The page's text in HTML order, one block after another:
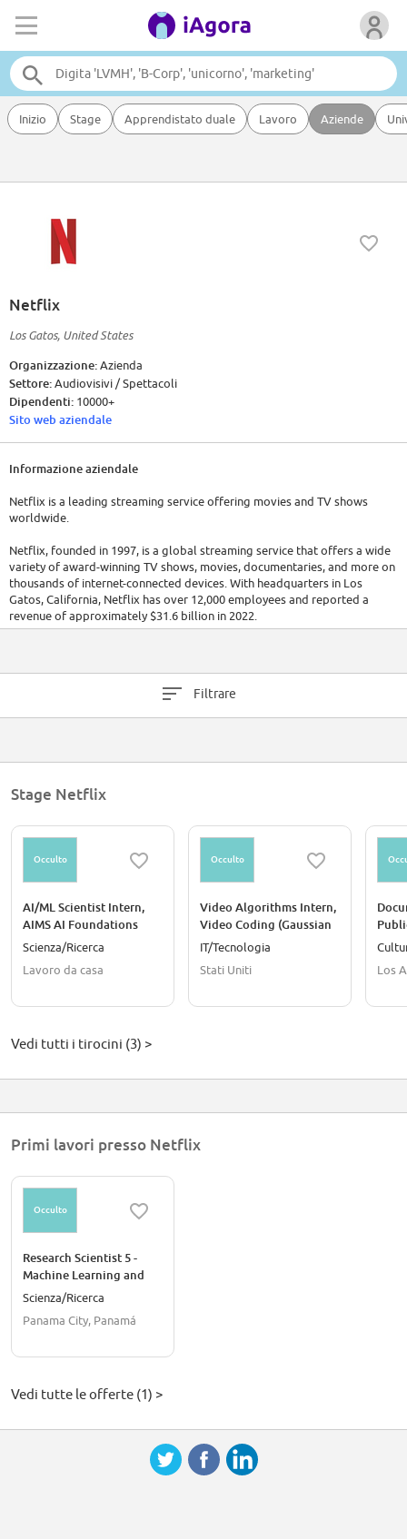
Inizio Stage Apprendistato duale Lavoro Aziende
Netflix
Los Gatos, United States
Organizzazione:Azienda
Settore:Audiovisivi / Spettacoli
Dipendenti: 10000+
Sito web aziendale
Informazione aziendale
Netflix is a leading streaming service offering movies and TV shows
worldwide.
Netflix, founded in 1997, is a global streaming service that offers a wide
variety of award-winning TV shows, movies, documentaries, and more on
thousands of internet-connected devices. With headquarters in Los
Gatos, California, Netflix has over 12,000 employees and reported a
revenue of approximately $31.6 billion in 2022.
Filtrare
Stage Netflix
Occulto
AI/ML Scientist Intern,
AIMS AI Foundations
(PhD) - Fall 2026
Scienza/Ricerca
Lavoro da casa
Occulto
Video Algorithms Intern,
Video Coding (Gaussian
Splatting), Fall 2026
IT/Tecnologia
Stati Uniti
2026
Los
Vedi tutti i tirocini (3) >
Primi lavori presso Netflix
Occulto
Research Scientist 5 -
Machine Learning and
Inference Research
Scienza/Ricerca
Panama City, Panamá
Vedi tutte le offerte (1) >